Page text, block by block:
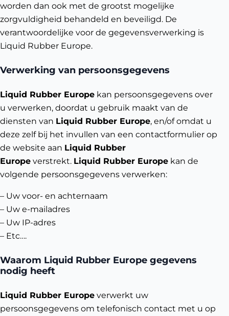
worden dan ook met de grootst mogelijke
zorgvuldigheid behandeld en beveiligd. De
verantwoordelijke voor de gegevensverwerking is
Liquid Rubber Europe.
Verwerking van persoonsgegevens
Liquid Rubber Europe kan persoonsgegevens over
u verwerken, doordat u gebruik maakt van de
diensten van Liquid Rubber Europe, en/of omdat u
deze zelf bij het invullen van een contactformulier op
de website aan Liquid Rubber
Europe verstrekt. Liquid Rubber Europe kan de
volgende persoonsgegevens verwerken:
– Uw voor- en achternaam
– Uw e-mailadres
– Uw IP-adres
– Etc….
Waarom Liquid Rubber Europe gegevens
nodig heeft
Liquid Rubber Europe verwerkt uw
persoonsgegevens om telefonisch contact met u op